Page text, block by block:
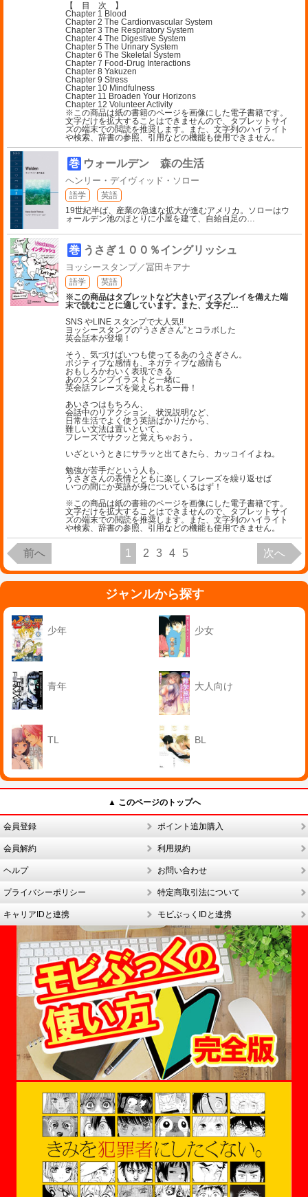
【 目 次 】
Chapter 1 Blood
Chapter 2 The Cardionvascular System
Chapter 3 The Respiratory System
Chapter 4 The Digestive System
Chapter 5 The Urinary System
Chapter 6 The Skeletal System
Chapter 7 Food-Drug Interactions
Chapter 8 Yakuzen
Chapter 9 Stress
Chapter 10 Mindfulness
Chapter 11 Broaden Your Horizons
Chapter 12 Volunteer Activity
※この商品は紙の書籍のページを画像にした電子書籍です。
文字だけを拡大することはできませんので、タブレットサイ
ズの端末での閲読を推奨します。また、文字列のハイライト
や検索、辞書の参照、引用などの機能も使用できません。
巻 ウォールデン 森の生活
ヘンリー・デイヴィッド・ソロー
語学
英語
19世紀半ば、産業の急速な拡大が進むアメリカ。ソローはウ
ォールデン池のほとりに小屋を建て、自給自足の…
巻 うさぎ１００％イングリッシュ
ヨッシースタンプ／冨田キアナ
語学
英語
※この商品はタブレットなど大きいディスプレイを備えた端
末で読むことに適しています。また、文字だ…
SNS やLINE スタンプで大人気!!
ヨッシースタンプの“うさぎさん”とコラボした
英会話本が登場！
そう、気づけばいつも使ってるあのうさぎさん。
ポジティブな感情も、ネガティブな感情も
おもしろかわいく表現できる
あのスタンプイラストと一緒に
英会話フレーズを覚えられる一冊！
あいさつはもちろん、
会話中のリアクション、状況説明など、
日常生活でよく使う英語ばかりだから、
難しい文法は置いといて、
フレーズでサクッと覚えちゃおう。
いざというときにサラッと出てきたら、カッコイイよね。
勉強が苦手だという人も、
うさぎさんの表情とともに楽しくフレーズを繰り返せば
いつの間にか英語が身についているはず！
※この商品は紙の書籍のページを画像にした電子書籍です。
文字だけを拡大することはできませんので、タブレットサイ
ズの端末での閲読を推奨します。また、文字列のハイライト
や検索、辞書の参照、引用などの機能も使用できません。
前へ 1 2 3 4 5 次へ
ジャンルから探す
少年 少女
青年 大人向け
TL BL
▲ このページのトップへ
会員登録 ポイント追加購入
会員解約 利用規約
ヘルプ お問い合わせ
プライバシーポリシー 特定商取引法について
キャリアIDと連携 モビぶっくIDと連携